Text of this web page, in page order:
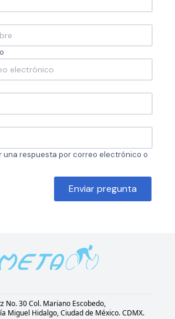
una respuesta por correo electrónico o
Enviar pregunta
No. 30 Col. Mariano Escobedo,
Miguel Hidalgo, Ciudad de México. CDMX.